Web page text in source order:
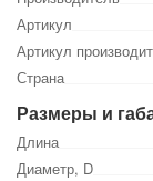
Артикул
Артикул
Страна
Размеры и
Длина
Диаметр, D